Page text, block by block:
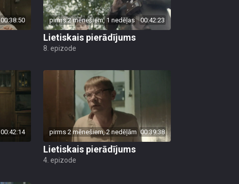
00:38:50 pirms 2 mēnešiem, 1 nedēļas 00:42:23
Lietiskais pierādījums
8. epizode
00:42:14 pirms 2 mēnešiem, 2 nedēļām 00:39:38
Lietiskais pierādījums
4. epizode